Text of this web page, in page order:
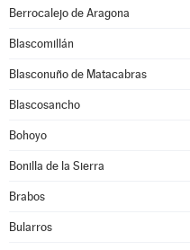
Berrocalejo de Aragona
Blascomillán
Blasconuño de Matacabras
Blascosancho
Bohoyo
Bonilla de la Sierra
Brabos
Bularros